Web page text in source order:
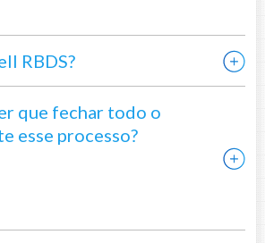
RBDS?
que fechar todo o
esse processo?